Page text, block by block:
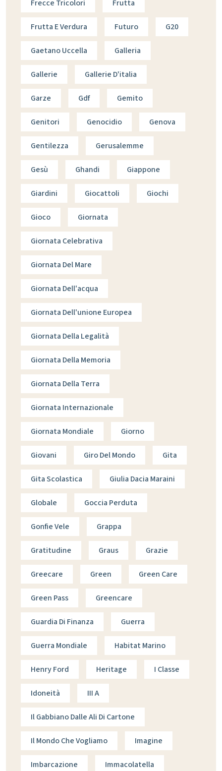
Frecce Tricolori Frutta
Frutta E Verdura Futuro G20
Gaetano Uccella Galleria
Gallerie Gallerie D'italia
Garze Gdf Gemito
Genitori Genocidio Genova
Gentilezza Gerusalemme
Gesù Ghandi Giappone
Giardini Giocattoli Giochi
Gioco Giornata
Giornata Celebrativa
Giornata Del Mare
Giornata Dell'acqua
Giornata Dell'unione Europea
Giornata Della Legalità
Giornata Della Memoria
Giornata Della Terra
Giornata Internazionale
Giornata Mondiale Giorno
Giovani Giro Del Mondo Gita
Gita Scolastica Giulia Dacia Maraini
Globale Goccia Perduta
Gonfie Vele Grappa
Gratitudine Graus Grazie
Greecare Green Green Care
Green Pass Greencare
Guardia Di Finanza Guerra
Guerra Mondiale Habitat Marino
Henry Ford Heritage I Classe
Idoneità III A
Il Gabbiano Dalle Ali Di Cartone
Il Mondo Che Vogliamo Imagine
Imbarcazione Immacolatella